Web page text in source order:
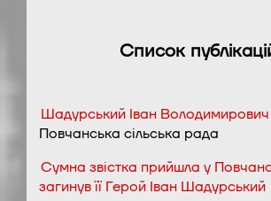
Список
Шадурський Іван Володимирович
Повчанська сільська рада
Сумна звістка прийшла у
загинув її Герой Іван Шадурський